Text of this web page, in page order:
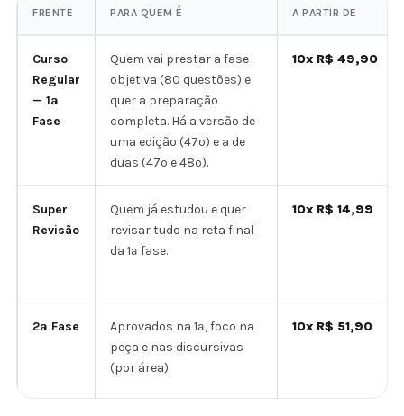
FRENTE PARA QUEM É A PARTIR DE
Curso
Regular
— 1ª
Fase
Quem vai prestar a fase
objetiva (80 questões) e
quer a preparação
completa. Há a versão de
uma edição (47º) e a de
duas (47º e 48º).
10x R$ 49,90
Super
Revisão
Quem já estudou e quer
revisar tudo na reta final
da 1ª fase.
10x R$ 14,99
2ª Fase
Aprovados na 1ª, foco na
peça e nas discursivas
(por área).
10x R$ 51,90